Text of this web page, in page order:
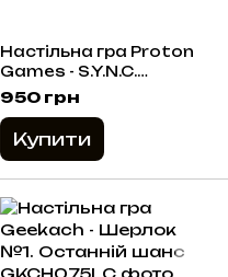
Настільна гра Proton
Games - S.Y.N.C.
Discovery
950 грн
Купити